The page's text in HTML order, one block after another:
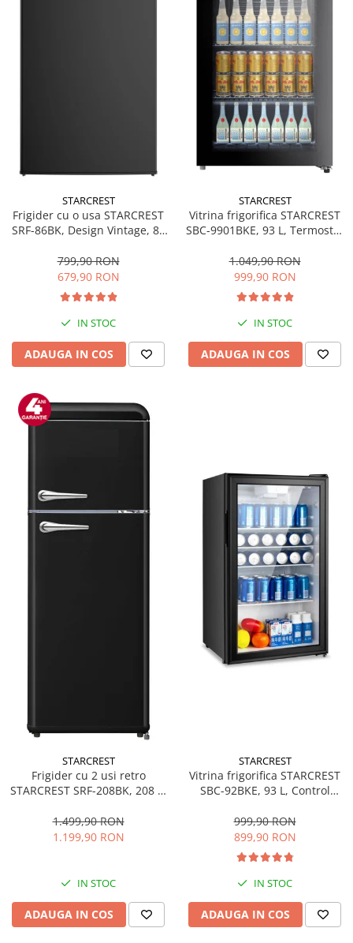
Accesorii aparate climatizare
Aeroterme
Aparate de spalat cu presiune
Climatizare
Purificatoare
Ingrijire personala
Aparate & Accesorii ingrijire
personala
Obiecte sanitare
Accesorii
STARCREST
Frigider cu o usa STARCREST
SRF-86BK, Design Vintage, 85
interioara, H 84 cm, Negru
799,90 RON
679,90 RON
IN STOC
ADAUGA IN COS
STARCREST
Vitrina frigorifica STARCREST
SBC-9901BKE, 93 L, Termostat
sticla, H 84.5 cm, Negru
1.049,90 RON
999,90 RON
IN STOC
ADAUGA IN COS
STARCREST
Frigider cu 2 usi retro
STARCREST SRF-208BK, 208 L,
Iluminare LED, Termostat
Reglabil, H 147 cm, Negru
1.499,90 RON
1.199,90 RON
IN STOC
ADAUGA IN COS
STARCREST
Vitrina frigorifica STARCREST
SBC-92BKE, 93 L, Control
83.2 cm, Negru
999,90 RON
899,90 RON
IN STOC
ADAUGA IN COS